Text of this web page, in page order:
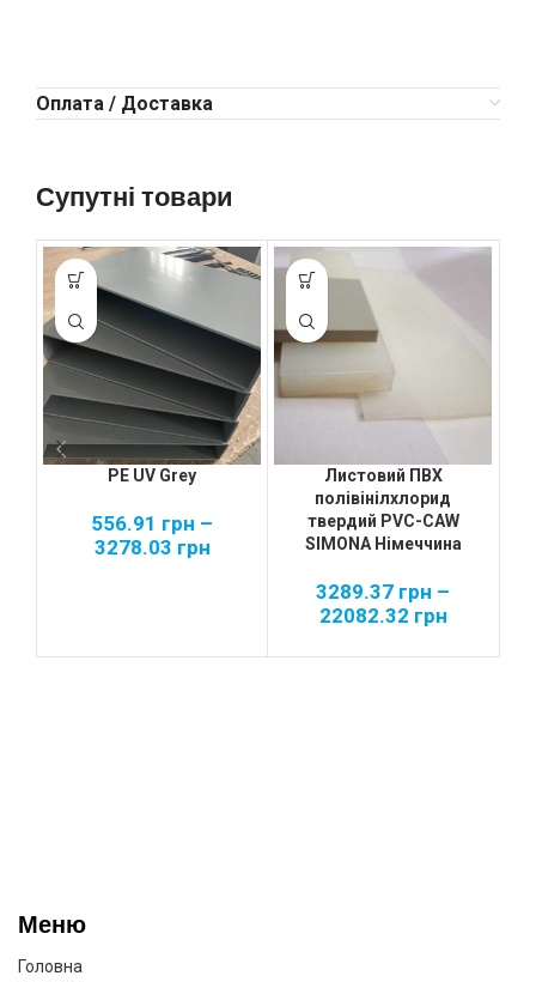
Оплата / Доставка
Супутні товари
PE UV Grey
556.91 грн –
3278.03 грн
Листовий ПВХ
полівінілхлорид
твердий PVC-CAW
SIMONA Німеччина
3289.37 грн –
22082.32 грн
Меню
Головна